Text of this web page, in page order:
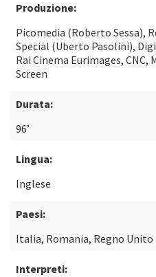
Produzione:
Picomedia (Roberto Sessa),
Special (Uberto Pasolini),
Rai Cinema Eurimages,
Screen
Durata:
96’
Lingua:
Inglese
Paesi:
Italia, Romania, Regno Unito
Interpreti: